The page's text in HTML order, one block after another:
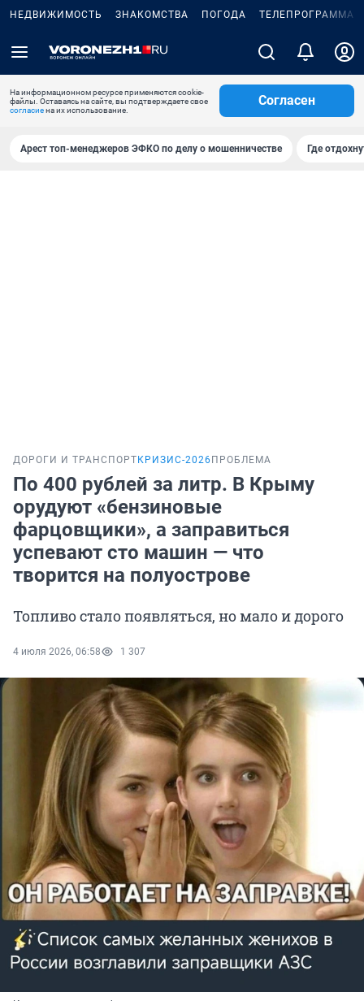
НЕДВИЖИМОСТЬ ЗНАКОМСТВА ПОГОДА ТЕЛЕПРОГРАММА
На информационном ресурсе применяются cookie-
файлы. Оставаясь на сайте, вы подтверждаете свое
согласиена их использование.
Согласен
Арест топ-менеджеров ЭФКО по делу о мошенничестве Где
ДОРОГИ И ТРАНСПОРТ КРИЗИС-2026 ПРОБЛЕМА
По 400 рублей за литр. В Крыму
орудуют «бензиновые
фарцовщики», а заправиться
успевают сто машин — что
творится на полуострове
Топливо стало появляться, но мало и дорого
4 июля 2026, 06:58 1 307